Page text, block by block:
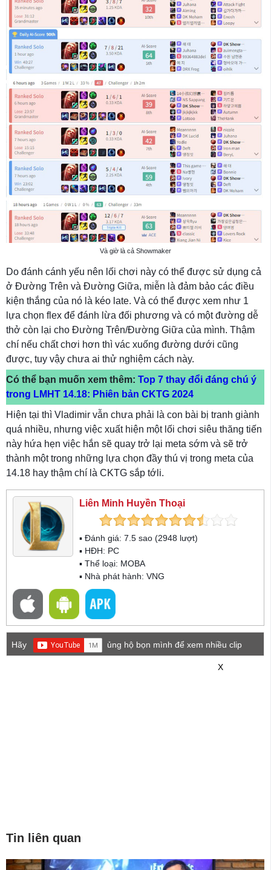
Và giờ là cả Showmaker
Do đánh cánh yếu nên lối chơi này có thể được sử dụng cả
ở Đường Trên và Đường Giữa, miễn là đảm bảo các điều
kiện thắng của nó là kéo late. Và có thể được xem như 1
lựa chọn flex để đánh lừa đối phương và có một đường dễ
thở còn lại cho Đường Trên/Đường Giữa của mình. Thậm
chí nếu chất chơi hơn thì vác xuống đường dưới cũng
được, tuy vậy chưa ai thử nghiệm cách này.
Có thể bạn muốn xem thêm: Top 7 thay đổi đáng chú ý
trong LMHT 14.18: Phiên bản CKTG 2024
Hiện tại thì Vladimir vẫn chưa phải là con bài bị tranh giành
quá nhiều, nhưng việc xuất hiện một lối chơi siêu thăng tiến
này hứa hẹn việc hắn sẽ quay trở lại meta sớm và sẽ trở
thành một trong những lựa chọn đầy thú vị trong meta của
14.18 hay thậm chí là CKTG sắp tớli.
Liên Minh Huyền Thoại
▪ Đánh giá: 7.5 sao (2948 lượt)
▪ HĐH: PC
▪ Thể loại: MOBA
▪ Nhà phát hành: VNG
Hãy
ủng hộ bọn mình để xem nhiều clip
X
Tin liên quan